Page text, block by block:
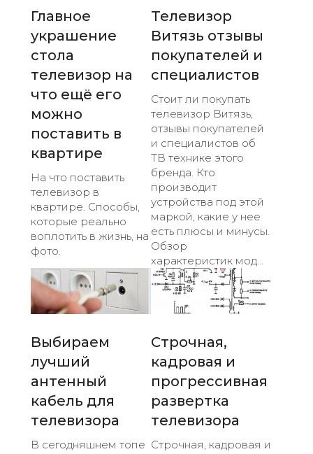
Главное
украшение
стола
телевизор на
что ещё его
можно
поставить в
квартире
На что поставить
телевизор в
квартире. Способы,
которые реально
воплотить в жизнь, на
фото.
Телевизор
Витязь отзывы
покупателей и
специалистов
Стоит ли покупать
телевизор Витязь,
отзывы покупателей
и специалистов об
ТВ технике этого
бренда. Кто
производит
устройства под этой
маркой, какие у нее
есть плюсы и минусы.
Обзор
характеристик мод...
Выбираем
лучший
антенный
кабель для
телевизора
В сегодняшнем топе
Строчная,
кадровая и
прогрессивная
развертка
телевизора
Строчная, кадровая и